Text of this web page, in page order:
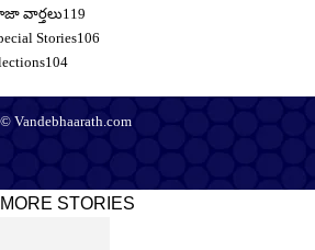
వార్తలు119
Stories106
104
© Vandebhaarath.com
MORE STORIES